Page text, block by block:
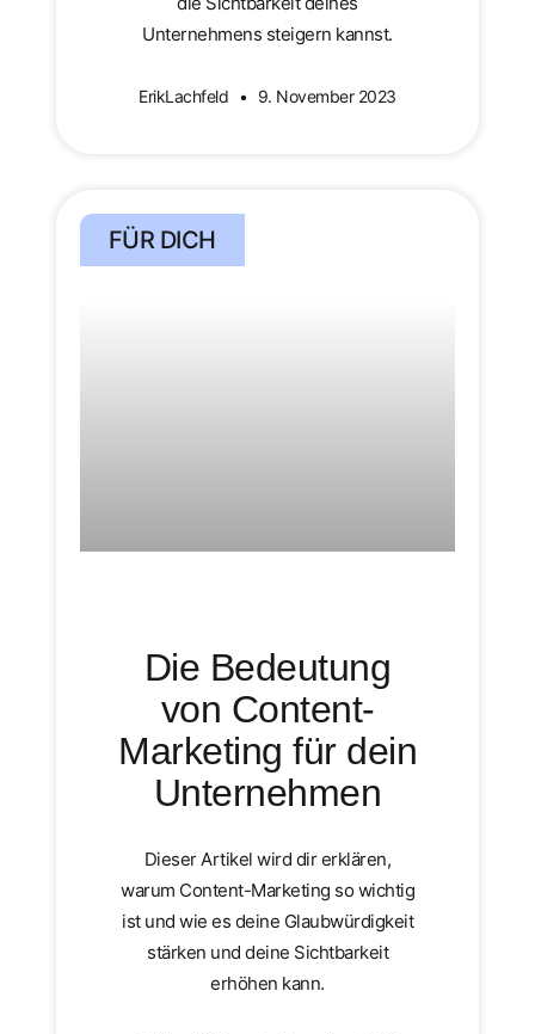
Unternehmens steigern kannst.
ErikLachfeld 9. November 2023
FÜR DICH
Die Bedeutung
von Content-
Marketing für dein
Unternehmen
Dieser Artikel wird dir erklären,
warum Content-Marketing so wichtig
ist und wie es deine Glaubwürdigkeit
stärken und deine Sichtbarkeit
erhöhen kann.